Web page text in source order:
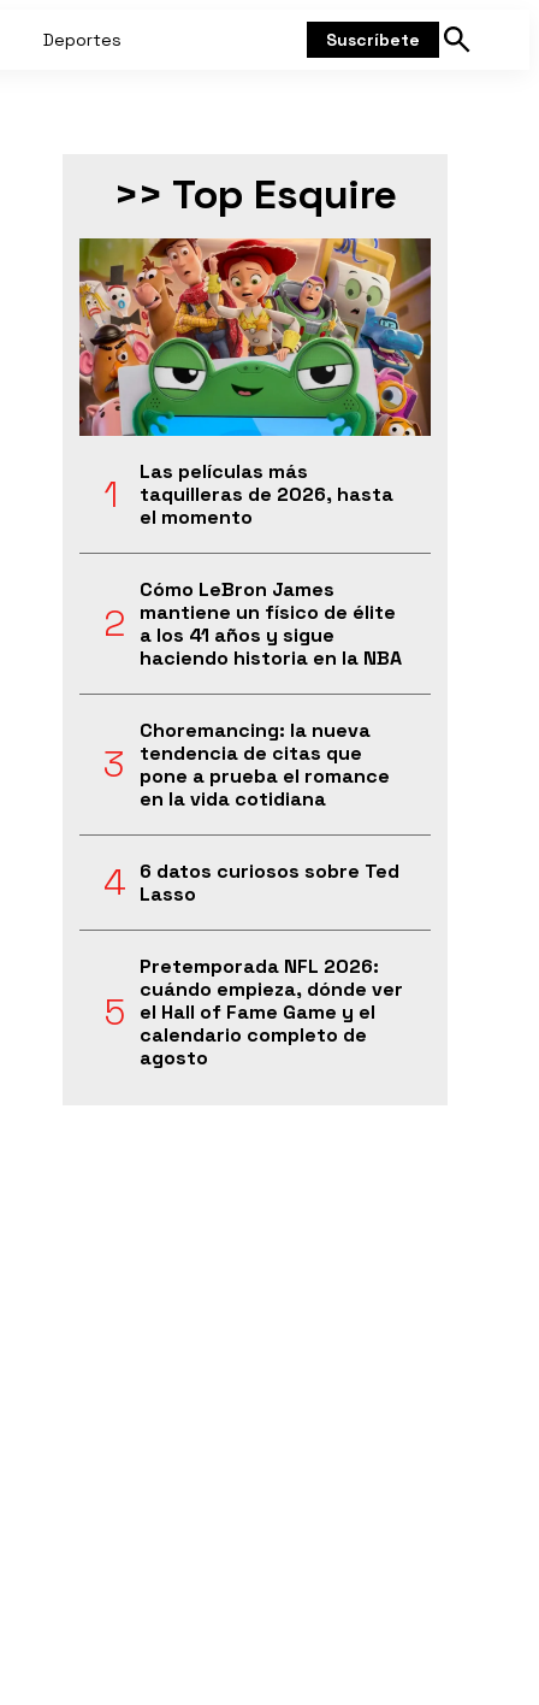
Deportes Suscríbete
Mostrar
>> Top Esquire
Las películas más
taquilleras de 2026, hasta
el momento
Cómo LeBron James
mantiene un físico de élite
a los 41 años y sigue
haciendo historia en la NBA
Choremancing: la nueva
tendencia de citas que
pone a prueba el romance
en la vida cotidiana
6 datos curiosos sobre Ted
Lasso
Pretemporada NFL 2026:
cuándo empieza, dónde ver
el Hall of Fame Game y el
calendario completo de
agosto